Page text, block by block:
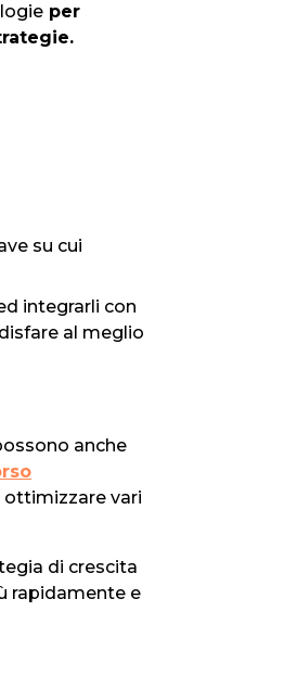
per
su cui
integrarli con
al meglio
anche
ottimizzare vari
di crescita
rapidamente e